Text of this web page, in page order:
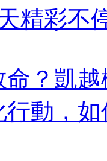
精彩不
命？凱
動，